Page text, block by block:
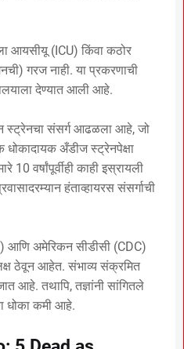
आयसीयू (ICU) किंवा कठोर
गरज नाही. या प्रकरणाची
देण्यात आली आहे.
स्ट्रेनचा संसर्ग आढळला आहे, जो
धोकादायक अँडीज स्ट्रेनपेक्षा
वर्षांपूर्वीही काही इस्रायली
हंताव्हायरस संसर्गाची
आणि अमेरिकन सीडीसी (CDC)
ठेवून आहेत. संभाव्य संक्रमित
आहे. तथापि, तज्ञांनी सांगितले
धोका कमी आहे.